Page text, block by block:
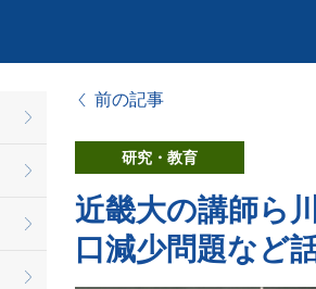
前の記事
研究・教育
近畿大の講師ら
口減少問題など